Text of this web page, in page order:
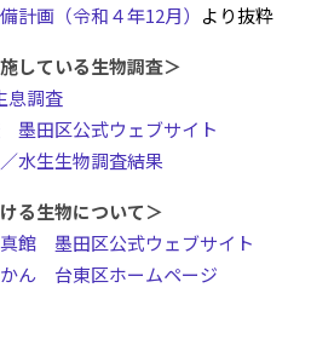
計画（令和４年12月） より抜粋
している生物調査＞
調査
墨田区公式ウェブサイト
水生生物調査結果
る生物について＞
館 墨田区公式ウェブサイト
ん 台東区ホームページ